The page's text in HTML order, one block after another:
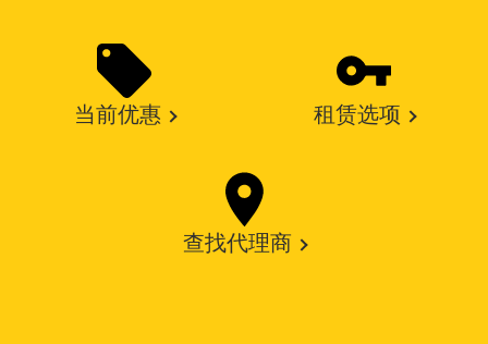
当前优惠 租赁选项
查找代理商